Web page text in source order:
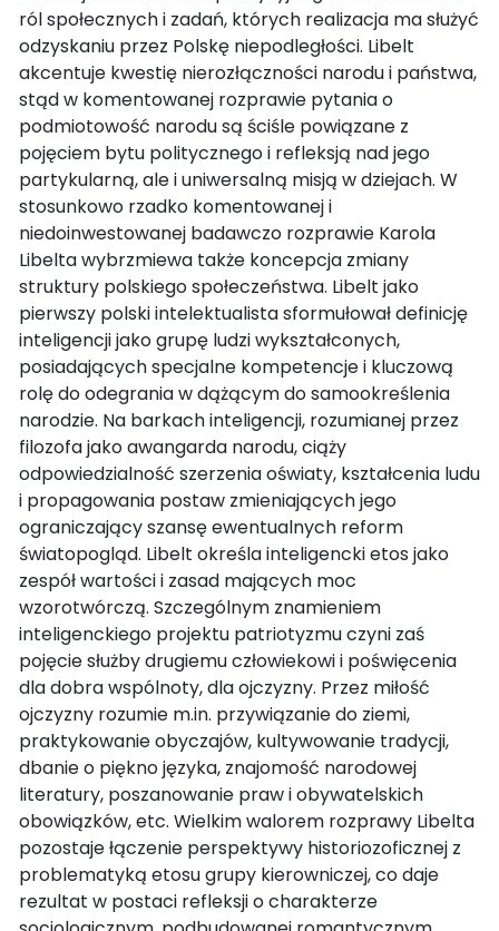
ról społecznych i zadań, których realizacja ma służyć
odzyskaniu przez Polskę niepodległości. Libelt
akcentuje kwestię nierozłączności narodu i państwa,
stąd w komentowanej rozprawie pytania o
podmiotowość narodu są ściśle powiązane z
pojęciem bytu politycznego i refleksją nad jego
partykularną, ale i uniwersalną misją w dziejach. W
stosunkowo rzadko komentowanej i
niedoinwestowanej badawczo rozprawie Karola
Libelta wybrzmiewa także koncepcja zmiany
struktury polskiego społeczeństwa. Libelt jako
pierwszy polski intelektualista sformułował definicję
inteligencji jako grupę ludzi wykształconych,
posiadających specjalne kompetencje i kluczową
rolę do odegrania w dążącym do samookreślenia
narodzie. Na barkach inteligencji, rozumianej przez
filozofa jako awangarda narodu, ciąży
odpowiedzialność szerzenia oświaty, kształcenia ludu
i propagowania postaw zmieniających jego
ograniczający szansę ewentualnych reform
światopogląd. Libelt określa inteligencki etos jako
zespół wartości i zasad mających moc
wzorotwórczą. Szczególnym znamieniem
inteligenckiego projektu patriotyzmu czyni zaś
pojęcie służby drugiemu człowiekowi i poświęcenia
dla dobra wspólnoty, dla ojczyzny. Przez miłość
ojczyzny rozumie m.in. przywiązanie do ziemi,
praktykowanie obyczajów, kultywowanie tradycji,
dbanie o piękno języka, znajomość narodowej
literatury, poszanowanie praw i obywatelskich
obowiązków, etc. Wielkim walorem rozprawy Libelta
pozostaje łączenie perspektywy historiozoficznej z
problematyką etosu grupy kierowniczej, co daje
rezultat w postaci refleksji o charakterze